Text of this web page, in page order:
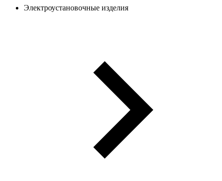
Электроустановочные изделия